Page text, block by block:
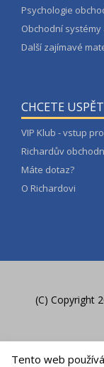
Psychologie
Obchodní
Další zajímavé
CHCETE
VIP Klub - vstup
Richardův
Máte dotaz?
O Richardovi
(C) Copyright
Tento web